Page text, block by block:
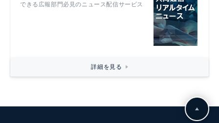
できる広報部門必見のニュース配信サービス
詳細を見る